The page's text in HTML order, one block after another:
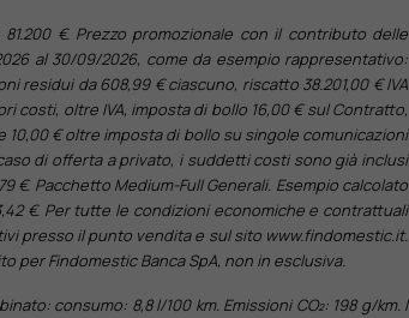
€. Prezzo promozionale con il contributo delle
al 30/09/2026, come da esempio rappresentativo:
residui da 608,99 € ciascuno, riscatto 38.201,00 € IVA
costi, oltre IVA, imposta di bollo 16,00 € sul Contratto,
€ oltre imposta di bollo su singole comunicazioni
di offerta a privato, i suddetti costi sono già inclusi
€. Pacchetto Medium-Full Generali. Esempio calcolato
€. Per tutte le condizioni economiche e contrattuali
presso il punto vendita e sul sito www.findomestic.it.
per Findomestic Banca SpA, non in esclusiva.
consumo: 8,8 l/100 km. Emissioni CO₂: 198 g/km. I